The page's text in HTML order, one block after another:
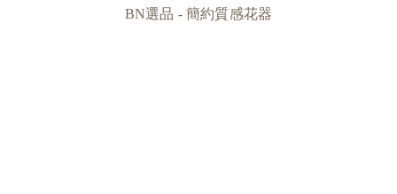
BN選品 - 簡約質感花器